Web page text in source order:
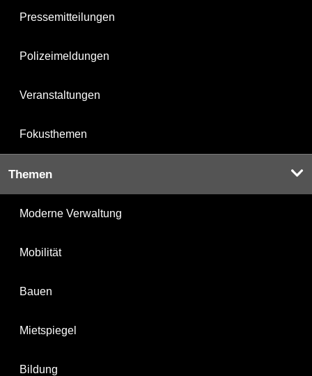
Pressemitteilungen
Polizeimeldungen
Veranstaltungen
Fokusthemen
Themen
Moderne Verwaltung
Mobilität
Bauen
Mietspiegel
Bildung